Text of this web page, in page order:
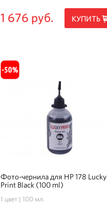
1 676 руб. КУПИТЬ
Фото-чернила для HP 178 Lucky
Print Black (100 ml)
1 цвет 100 мл.